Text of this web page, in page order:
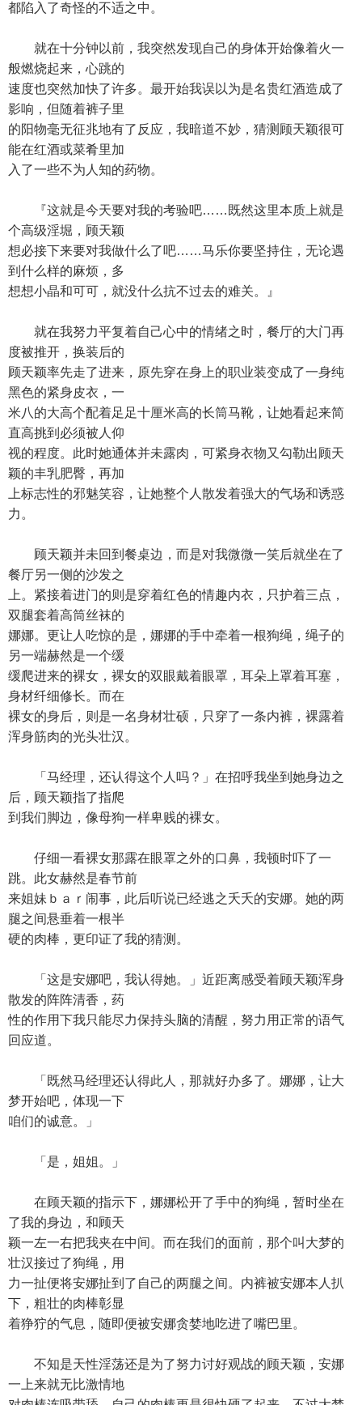
都陷入了奇怪的不适之中。
就在十分钟以前，我突然发现自己的身体开始像着火一
般燃烧起来，心跳的
速度也突然加快了许多。最开始我误以为是名贵红酒造成了
影响，但随着裤子里
的阳物毫无征兆地有了反应，我暗道不妙，猜测顾天颖很可
能在红酒或菜肴里加
入了一些不为人知的药物。
『这就是今天要对我的考验吧……既然这里本质上就是
个高级淫堀，顾天颖
想必接下来要对我做什么了吧……马乐你要坚持住，无论遇
到什么样的麻烦，多
想想小晶和可可，就没什么抗不过去的难关。』
就在我努力平复着自己心中的情绪之时，餐厅的大门再
度被推开，换装后的
顾天颖率先走了进来，原先穿在身上的职业装变成了一身纯
黑色的紧身皮衣，一
米八的大高个配着足足十厘米高的长筒马靴，让她看起来简
直高挑到必须被人仰
视的程度。此时她通体并未露肉，可紧身衣物又勾勒出顾天
颖的丰乳肥臀，再加
上标志性的邪魅笑容，让她整个人散发着强大的气场和诱惑
力。
顾天颖并未回到餐桌边，而是对我微微一笑后就坐在了
餐厅另一侧的沙发之
上。紧接着进门的则是穿着红色的情趣内衣，只护着三点，
双腿套着高筒丝袜的
娜娜。更让人吃惊的是，娜娜的手中牵着一根狗绳，绳子的
另一端赫然是一个缓
缓爬进来的裸女，裸女的双眼戴着眼罩，耳朵上罩着耳塞，
身材纤细修长。而在
裸女的身后，则是一名身材壮硕，只穿了一条内裤，裸露着
浑身筋肉的光头壮汉。
「马经理，还认得这个人吗？」在招呼我坐到她身边之
后，顾天颖指了指爬
到我们脚边，像母狗一样卑贱的裸女。
仔细一看裸女那露在眼罩之外的口鼻，我顿时吓了一
跳。此女赫然是春节前
来姐妹ｂａｒ闹事，此后听说已经逃之夭夭的安娜。她的两
腿之间悬垂着一根半
硬的肉棒，更印证了我的猜测。
「这是安娜吧，我认得她。」近距离感受着顾天颖浑身
散发的阵阵清香，药
性的作用下我只能尽力保持头脑的清醒，努力用正常的语气
回应道。
「既然马经理还认得此人，那就好办多了。娜娜，让大
梦开始吧，体现一下
咱们的诚意。」
「是，姐姐。」
在顾天颖的指示下，娜娜松开了手中的狗绳，暂时坐在
了我的身边，和顾天
颖一左一右把我夹在中间。而在我们的面前，那个叫大梦的
壮汉接过了狗绳，用
力一扯便将安娜扯到了自己的两腿之间。内裤被安娜本人扒
下，粗壮的肉棒彰显
着狰狞的气息，随即便被安娜贪婪地吃进了嘴巴里。
不知是天性淫荡还是为了努力讨好观战的顾天颖，安娜
一上来就无比激情地